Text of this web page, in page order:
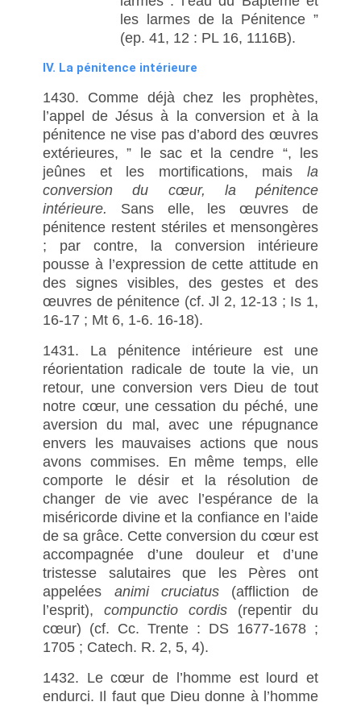
les larmes de la Pénitence ”
(ep. 41, 12 : PL 16, 1116B).
IV. La pénitence intérieure
1430. Comme déjà chez les prophètes,
l’appel de Jésus à la conversion et à la
pénitence ne vise pas d’abord des œuvres
extérieures, ” le sac et la cendre “, les
jeûnes et les mortifications, mais la
conversion du cœur, la pénitence
intérieure. Sans elle, les œuvres de
pénitence restent stériles et mensongères
; par contre, la conversion intérieure
pousse à l’expression de cette attitude en
des signes visibles, des gestes et des
œuvres de pénitence (cf. Jl 2, 12-13 ; Is 1,
16-17 ; Mt 6, 1-6. 16-18).
1431. La pénitence intérieure est une
réorientation radicale de toute la vie, un
retour, une conversion vers Dieu de tout
notre cœur, une cessation du péché, une
aversion du mal, avec une répugnance
envers les mauvaises actions que nous
avons commises. En même temps, elle
comporte le désir et la résolution de
changer de vie avec l’espérance de la
miséricorde divine et la confiance en l’aide
de sa grâce. Cette conversion du cœur est
accompagnée d’une douleur et d’une
tristesse salutaires que les Pères ont
appelées animi cruciatus (affliction de
l’esprit),compunctio cordis (repentir du
cœur) (cf. Cc. Trente : DS 1677-1678 ;
1705 ; Catech. R. 2, 5, 4).
1432. Le cœur de l’homme est lourd et
endurci. Il faut que Dieu donne à l’homme